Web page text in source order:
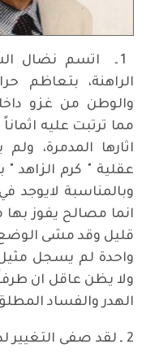
1 ـ اتسم نضال
الراهنة، بتعاظم
والوطن من غزو
مما ترتبت عليه
اثارها المدمرة،
عقلية " كرم الزاهد "
وبالمناسبة
انما مصالح يفوز
قليل وقد مشى الوضع
واحدة لم يسجل
ولا يظن عاقل ان
الهدر والفساد
2 ـ لقد صفى